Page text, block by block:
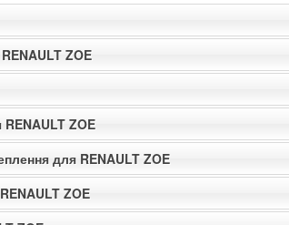
ZOE
ZOE
для RENAULT ZOE
ZOE